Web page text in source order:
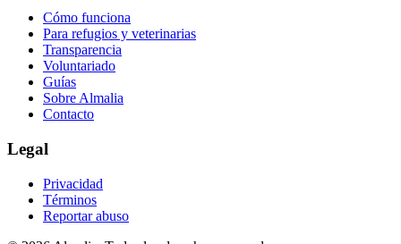
Cómo funciona
Para refugios y veterinarias
Transparencia
Voluntariado
Guías
Sobre Almalia
Contacto
Legal
Privacidad
Términos
Reportar abuso